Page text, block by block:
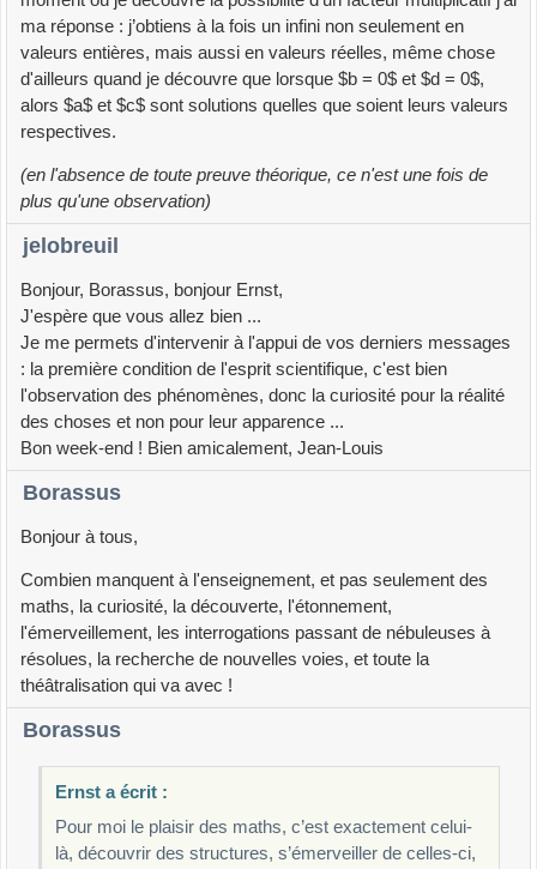
ma réponse : j’obtiens à la fois un infini non seulement en
valeurs entières, mais aussi en valeurs réelles, même chose
d'ailleurs quand je découvre que lorsque $b = 0$ et $d = 0$,
alors $a$ et $c$ sont solutions quelles que soient leurs valeurs
respectives.
(en l'absence de toute preuve théorique, ce n'est une fois de
plus qu'une observation)
jelobreuil
Bonjour, Borassus, bonjour Ernst,
J'espère que vous allez bien ...
Je me permets d'intervenir à l'appui de vos derniers messages
: la première condition de l'esprit scientifique, c'est bien
l'observation des phénomènes, donc la curiosité pour la réalité
des choses et non pour leur apparence ...
Bon week-end ! Bien amicalement, Jean-Louis
Borassus
Bonjour à tous,
Combien manquent à l'enseignement, et pas seulement des
maths, la curiosité, la découverte, l'étonnement,
l'émerveillement, les interrogations passant de nébuleuses à
résolues, la recherche de nouvelles voies, et toute la
théâtralisation qui va avec !
Borassus
Ernst a écrit :
Pour moi le plaisir des maths, c’est exactement celui-
là, découvrir des structures, s’émerveiller de celles-ci,